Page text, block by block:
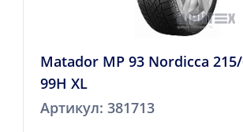
Matador MP 93 Nordicca
99H XL
Артикул: 381713